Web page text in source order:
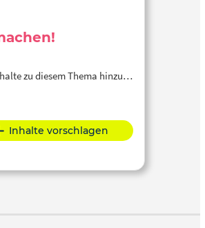
zu diesem Thema hinzu…
Inhalte vorschlagen